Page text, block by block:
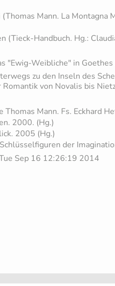
Mann. La Montagna
(Tieck-Handbuch. Hg.:
"Ewig-Weibliche" in
zu den Inseln des
von Novalis bis
Thomas Mann. Fs. Eckhard
2000. (Hg.)
2005 (Hg.)
der
Sep 16 12:26:19 2014